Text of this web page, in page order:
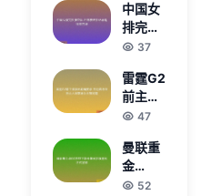
的秘密
传说千
半决赛
将战萨
巴伦卡
文胜者
中国女
排完胜
捷克队
连胜纪
录延续
至四场
37
雷霆G2
前主帅
提出明
杰伦威
与亚历
山大坦
47
曼联重
金
4500
52